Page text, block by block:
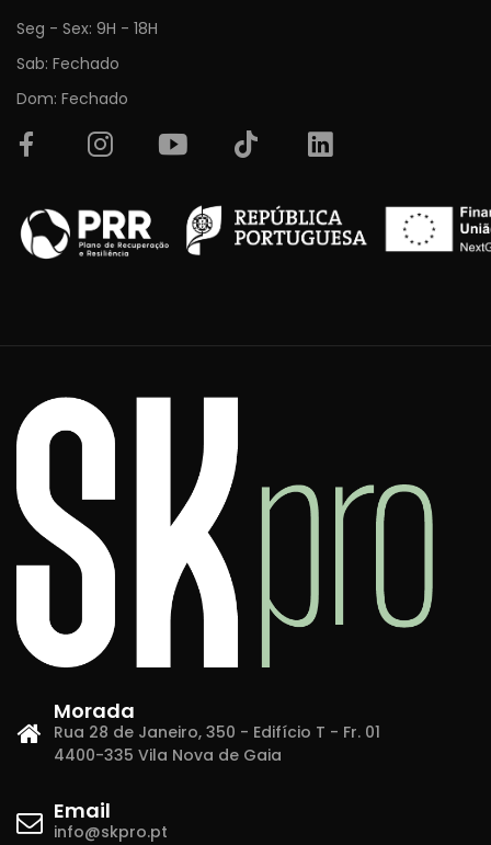
Seg - Sex: 9H - 18H
Sab: Fechado
Dom: Fechado
Morada
Rua 28 de Janeiro, 350 - Edifício T - Fr. 01
4400-335 Vila Nova de Gaia
Email
info@skpro.pt